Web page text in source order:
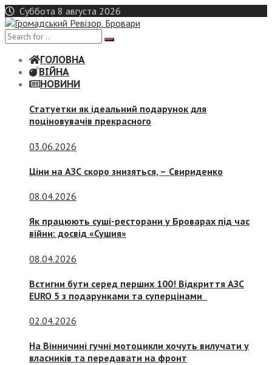
Skip
to
content
Суббота 8 августа 2026
ГОЛОВНА
ВІЙНА
НОВИНИ
Статуетки як ідеальний подарунок для
поціновувачів прекрасного
03.06.2026
Ціни на АЗС скоро знизяться, – Свириденко
08.04.2026
Як працюють суші-ресторани у Броварах під час
війни: досвід «Сушия»
08.04.2026
Встигни бути серед перших 100! Відкриття АЗС
EURO 5 з подарунками та суперцінами
02.04.2026
На Вінничині гучні мотоцикли хочуть вилучати у
власників та передавати на фронт